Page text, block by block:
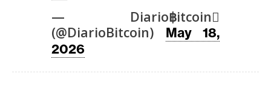
s
— Diario฿itcoin
(@DiarioBitcoin) May 18,
2026